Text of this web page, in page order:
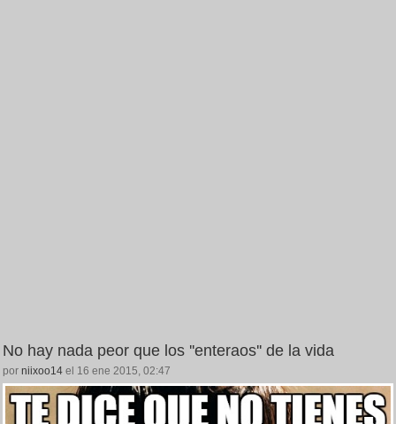
No hay nada peor que los ''enteraos'' de la vida
por niixoo14 el 16 ene 2015, 02:47